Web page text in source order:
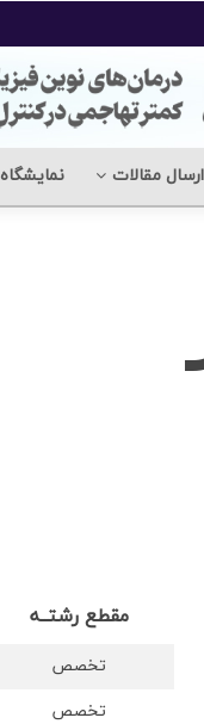
ارسال مقالات نمایشگاه
مقطع رشتــه
تخصص
تخصص